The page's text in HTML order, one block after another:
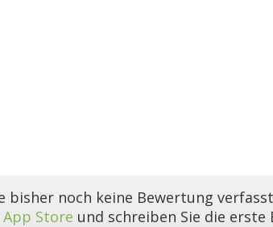
bisher noch keine Bewertung
App Store und schreiben Sie die erste